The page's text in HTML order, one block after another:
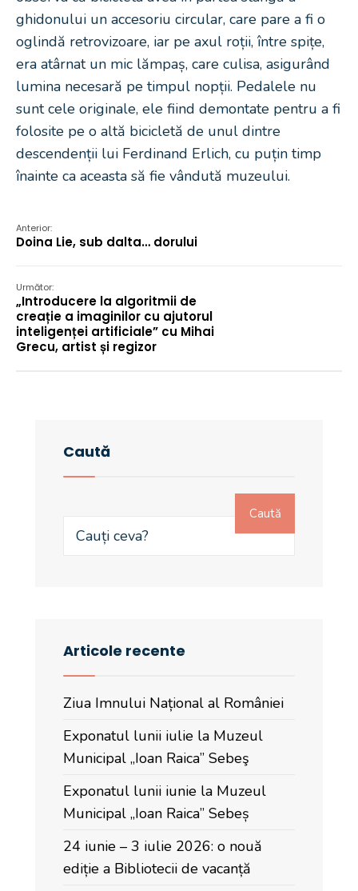
ghidonului un accesoriu circular, care pare a fi o
oglindă retrovizoare, iar pe axul roții, între spițe,
era atârnat un mic lămpaș, care culisa, asigurând
lumina necesară pe timpul nopții. Pedalele nu
sunt cele originale, ele fiind demontate pentru a fi
folosite pe o altă bicicletă de unul dintre
descendenții lui Ferdinand Erlich, cu puțin timp
înainte ca aceasta să fie vândută muzeului.
Anterior:
Doina Lie, sub dalta… dorului
Următor:
„Introducere la algoritmii de
creație a imaginilor cu ajutorul
inteligenței artificiale” cu Mihai
Grecu, artist și regizor
Caută
Caută
Articole recente
Ziua Imnului Național al României
Exponatul lunii iulie la Muzeul
Municipal „Ioan Raica” Sebeş
Exponatul lunii iunie la Muzeul
Municipal „Ioan Raica” Sebeș
24 iunie – 3 iulie 2026: o nouă
ediție a Bibliotecii de vacanță